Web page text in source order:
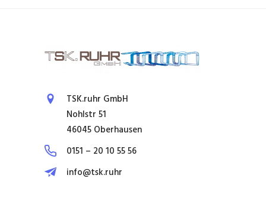
TSK.ruhr GmbH
Nohlstr 51
46045 Oberhausen
0151 – 20 10 55 56
info@tsk.ruhr